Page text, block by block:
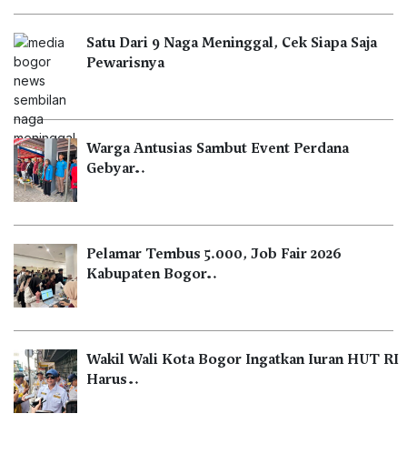
Satu Dari 9 Naga Meninggal, Cek Siapa Saja
Pewarisnya
Warga Antusias Sambut Event Perdana
Gebyar…
Pelamar Tembus 5.000, Job Fair 2026
Kabupaten Bogor…
Wakil Wali Kota Bogor Ingatkan Iuran HUT RI
Harus…